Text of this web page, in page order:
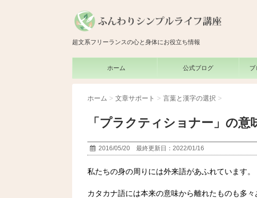
超文系フリーランスの心と身体にお役立ち情報
ホーム 公式ブログ ブ
ホーム > 文章サポート > 言葉と漢字の選択 >
「プラクティショナー」の意
2016/05/20 最終更新日：2022/01/16
私たちの身の周りには外来語があふれています。
カタカナ語には本来の意味から離れたものも多々